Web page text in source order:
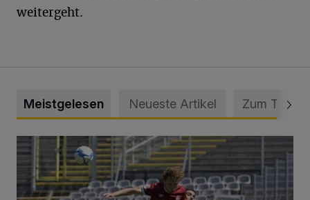
weitergeht.
Meistgelesen Neueste Artikel Zum Thema
WSV: Übertragung im Barmer Bahnhof und klare Ansage